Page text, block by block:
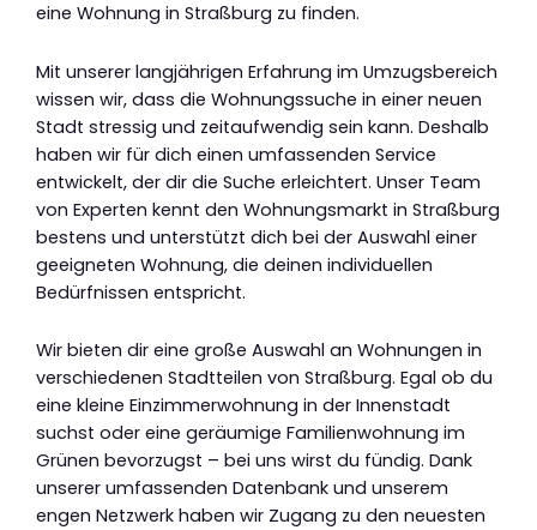
eine Wohnung in Straßburg zu finden.
Mit unserer langjährigen Erfahrung im Umzugsbereich
wissen wir, dass die Wohnungssuche in einer neuen
Stadt stressig und zeitaufwendig sein kann. Deshalb
haben wir für dich einen umfassenden Service
entwickelt, der dir die Suche erleichtert. Unser Team
von Experten kennt den Wohnungsmarkt in Straßburg
bestens und unterstützt dich bei der Auswahl einer
geeigneten Wohnung, die deinen individuellen
Bedürfnissen entspricht.
Wir bieten dir eine große Auswahl an Wohnungen in
verschiedenen Stadtteilen von Straßburg. Egal ob du
eine kleine Einzimmerwohnung in der Innenstadt
suchst oder eine geräumige Familienwohnung im
Grünen bevorzugst – bei uns wirst du fündig. Dank
unserer umfassenden Datenbank und unserem
engen Netzwerk haben wir Zugang zu den neuesten